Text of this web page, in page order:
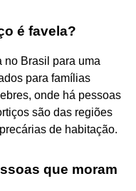
é favela?
no Brasil para uma
para famílias
onde há pessoas
são das regiões
de habitação.
que moram